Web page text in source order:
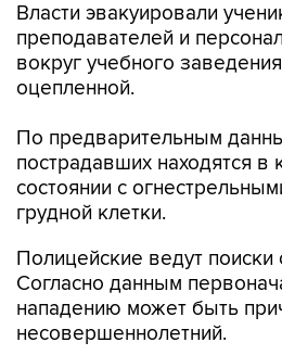
Власти эвакуировали
преподавателей и
вокруг учебного
оцепленной.
По предварительным
пострадавших находятся в
состоянии с
грудной клетки.
Полицейские ведут поиски
Согласно данным
нападению может быть
несовершеннолетний.